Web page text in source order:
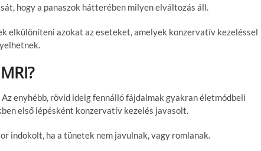
hogy a panaszok hátterében milyen elváltozás áll.
elkülöníteni azokat az eseteket, amelyek konzervatív kezeléssel
enyhébb, rövid ideig fennálló fájdalmak gyakran életmódbeli
első lépésként konzervatív kezelés javasolt.
indokolt, ha a tünetek nem javulnak, vagy romlanak.